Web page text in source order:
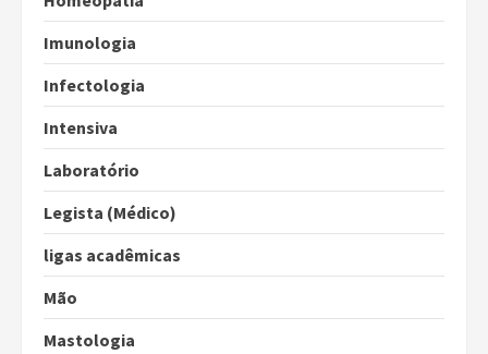
Imunologia
Infectologia
Intensiva
Laboratório
Legista (Médico)
ligas acadêmicas
Mão
Mastologia